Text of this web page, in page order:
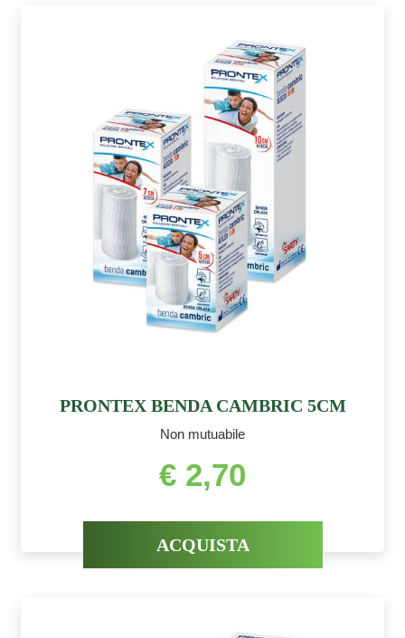
PRONTEX BENDA CAMBRIC 5CM
Non mutuabile
€ 2,70
ACQUISTA